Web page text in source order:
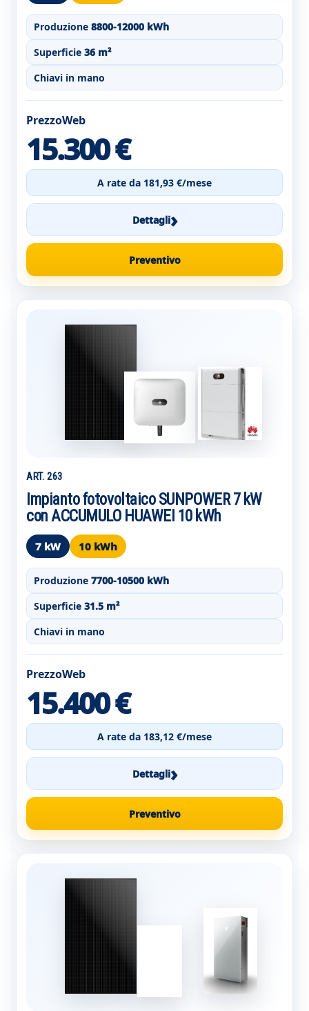
Produzione 8800-12000 kWh
Superficie 36 m²
Chiavi in mano
PrezzoWeb
15.300 €
A rate da 181,93 €/mese
Dettagli›
Preventivo
ART. 263
Impianto fotovoltaico SUNPOWER 7 kW
con ACCUMULO HUAWEI 10 kWh
7 kW 10 kWh
Produzione 7700-10500 kWh
Superficie 31.5 m²
Chiavi in mano
PrezzoWeb
15.400 €
A rate da 183,12 €/mese
Dettagli›
Preventivo